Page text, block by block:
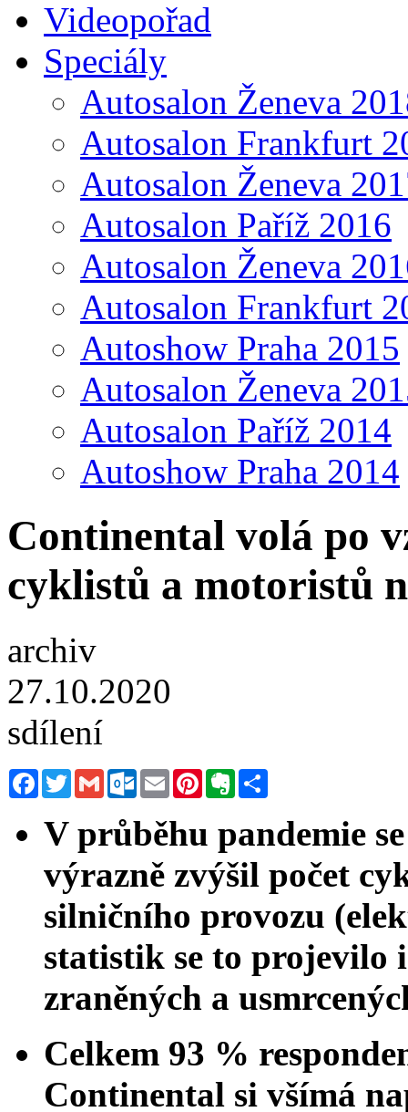
Videopořad
Speciály
Autosalon Ženeva
Autosalon Frankfurt
Autosalon Ženeva
Autosalon Paříž 2016
Autosalon Ženeva
Autosalon Frankfurt
Autoshow Praha 2015
Autosalon Ženeva
Autosalon Paříž 2014
Autoshow Praha 2014
Continental volá po
cyklistů a motoristů
archiv
27.10.2020
sdílení
FacebookTwitterGmail Outlook.com
Email PinterestEvernote
V průběhu pandemie
výrazně zvýšil počet
silničního provozu
statistik se to projevilo
zraněných a
Celkem 93 %
Continental si všímá